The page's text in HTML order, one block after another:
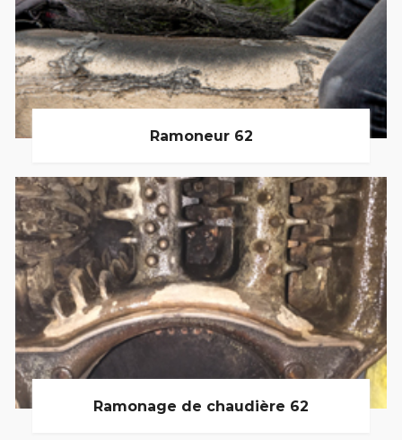
Ramoneur 62
Ramonage de chaudière 62